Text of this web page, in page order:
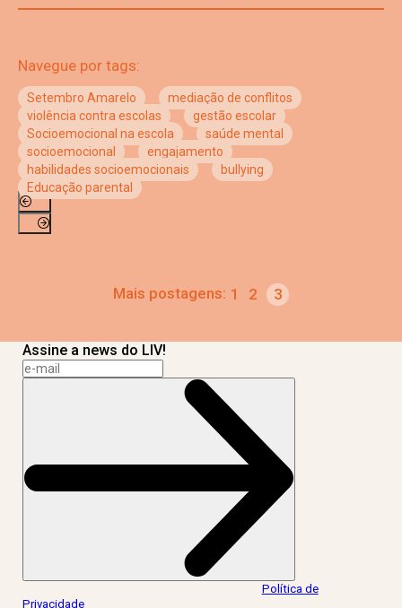
Navegue por tags:
Setembro Amarelo
mediação de conflitos
violência contra escolas
gestão escolar
Socioemocional na escola
saúde mental
socioemocional
engajamento
habilidades socioemocionais
bullying
Educação parental
Mais postagens: 1 2 3
Assine a news do LIV!
Política de
Privacidade.